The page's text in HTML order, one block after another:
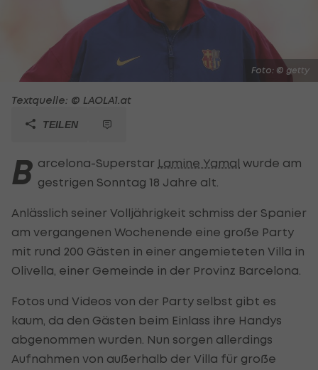
Foto: © getty
Textquelle: © LAOLA1.at
TEILEN
B arcelona-Superstar Lamine Yamal wurde am
gestrigen Sonntag 18 Jahre alt.
Anlässlich seiner Volljährigkeit schmiss der Spanier
am vergangenen Wochenende eine große Party
mit rund 200 Gästen in einer angemieteten Villa in
Olivella, einer Gemeinde in der Provinz Barcelona.
Fotos und Videos von der Party selbst gibt es
kaum, da den Gästen beim Einlass ihre Handys
abgenommen wurden. Nun sorgen allerdings
Aufnahmen von außerhalb der Villa für große